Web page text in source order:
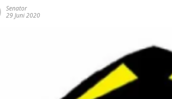
Senator
29 Juni 2020